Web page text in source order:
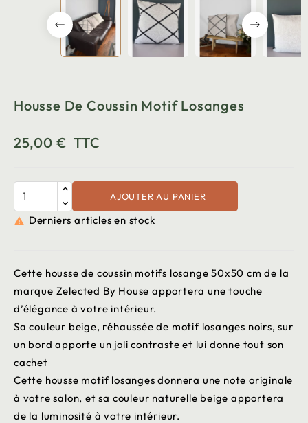
Housse De Coussin Motif Losanges
25,00 € TTC
AJOUTER AU PANIER
 Derniers articles en stock
Cette housse de coussin motifs losange 50x50 cm de la
marque Zelected By House apportera une touche
d’élégance à votre intérieur.
Sa couleur beige, réhaussée de motif losanges noirs, sur
un bord apporte un joli contraste et lui donne tout son
cachet
Cette housse motif losanges donnera une note originale
à votre salon, et sa couleur naturelle beige apportera
de la luminosité à votre intérieur.